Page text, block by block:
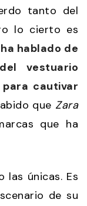
tanto del
lo cierto es
hablado de
vestuario
cautivar
que Zara
que ha
las únicas. Es
de su